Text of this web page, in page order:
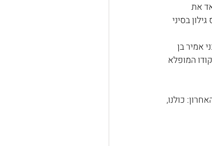
את
בסיני
אמיר בן
המופלא
כולנו,